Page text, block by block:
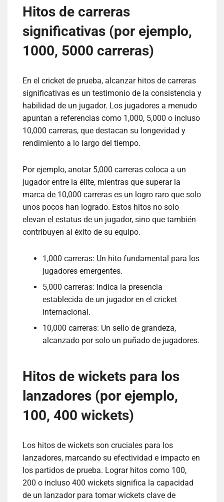
Hitos de carreras
significativas (por ejemplo,
1000, 5000 carreras)
En el cricket de prueba, alcanzar hitos de carreras
significativas es un testimonio de la consistencia y
habilidad de un jugador. Los jugadores a menudo
apuntan a referencias como 1,000, 5,000 o incluso
10,000 carreras, que destacan su longevidad y
rendimiento a lo largo del tiempo.
Por ejemplo, anotar 5,000 carreras coloca a un
jugador entre la élite, mientras que superar la
marca de 10,000 carreras es un logro raro que solo
unos pocos han logrado. Estos hitos no solo
elevan el estatus de un jugador, sino que también
contribuyen al éxito de su equipo.
1,000 carreras: Un hito fundamental para los
jugadores emergentes.
5,000 carreras: Indica la presencia
establecida de un jugador en el cricket
internacional.
10,000 carreras: Un sello de grandeza,
alcanzado por solo un puñado de jugadores.
Hitos de wickets para los
lanzadores (por ejemplo,
100, 400 wickets)
Los hitos de wickets son cruciales para los
lanzadores, marcando su efectividad e impacto en
los partidos de prueba. Lograr hitos como 100,
200 o incluso 400 wickets significa la capacidad
de un lanzador para tomar wickets clave de